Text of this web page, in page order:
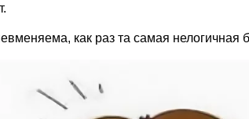
как раз та самая нелогичная